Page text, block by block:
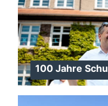
100 Jahre